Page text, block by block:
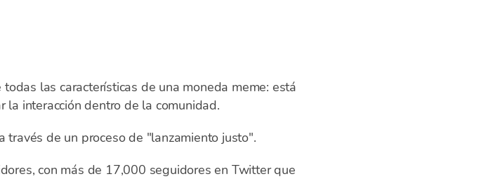
todas las características de una moneda meme: está
interacción dentro de la comunidad.
de un proceso de "lanzamiento justo".
con más de 17,000 seguidores en Twitter que